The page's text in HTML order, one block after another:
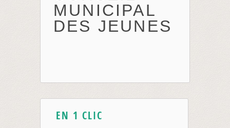
MUNICIPAL
DES JEUNES
EN 1 CLIC